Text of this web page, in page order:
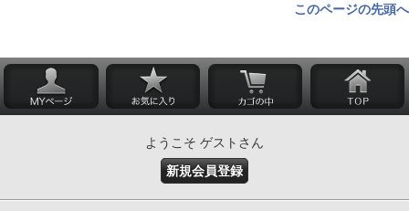
このページの先頭へ
ようこそ ゲストさん
新規会員登録